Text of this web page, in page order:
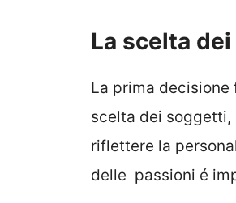
La scelta
La prima
scelta dei
riflettere la
delle passioni é